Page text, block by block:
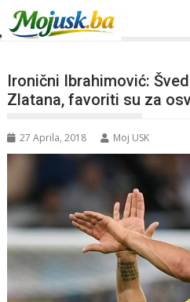
Ironični Ibrahimović:
Zlatana, favoriti su za
27 Aprila, 2018 Moj USK